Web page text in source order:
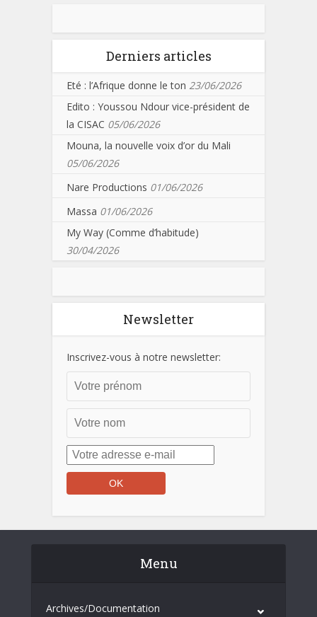
Derniers articles
Eté : l’Afrique donne le ton 23/06/2026
Edito : Youssou Ndour vice-président de
la CISAC 05/06/2026
Mouna, la nouvelle voix d’or du Mali
05/06/2026
Nare Productions 01/06/2026
Massa 01/06/2026
My Way (Comme d’habitude)
30/04/2026
Newsletter
Inscrivez-vous à notre newsletter:
Menu
Archives/Documentation